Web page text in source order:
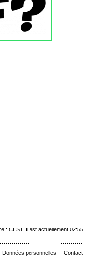
: CEST. Il est actuellement 02:55
Données personnelles - Contact